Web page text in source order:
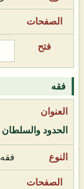
فقه
الحدود والسلطان
فقه